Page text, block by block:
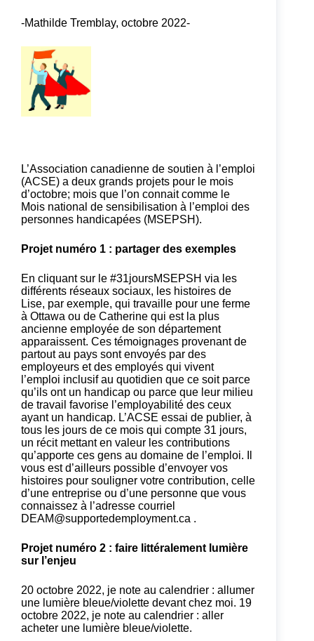
-Mathilde Tremblay, octobre 2022-
L’Association canadienne de soutien à l’emploi
(ACSE) a deux grands projets pour le mois
d’octobre; mois que l’on connait comme le
Mois national de sensibilisation à l’emploi des
personnes handicapées (MSEPSH).
Projet numéro 1 : partager des exemples
En cliquant sur le #31joursMSEPSH via les
différents réseaux sociaux, les histoires de
Lise, par exemple, qui travaille pour une ferme
à Ottawa ou de Catherine qui est la plus
ancienne employée de son département
apparaissent. Ces témoignages provenant de
partout au pays sont envoyés par des
employeurs et des employés qui vivent
l’emploi inclusif au quotidien que ce soit parce
qu’ils ont un handicap ou parce que leur milieu
de travail favorise l’employabilité des ceux
ayant un handicap. L’ACSE essai de publier, à
tous les jours de ce mois qui compte 31 jours,
un récit mettant en valeur les contributions
qu’apporte ces gens au domaine de l’emploi. Il
vous est d’ailleurs possible d’envoyer vos
histoires pour souligner votre contribution, celle
d’une entreprise ou d’une personne que vous
connaissez à l’adresse courriel
DEAM@supportedemployment.ca .
Projet numéro 2 : faire littéralement lumière
sur l’enjeu
20 octobre 2022, je note au calendrier : allumer
une lumière bleue/violette devant chez moi. 19
octobre 2022, je note au calendrier : aller
acheter une lumière bleue/violette.